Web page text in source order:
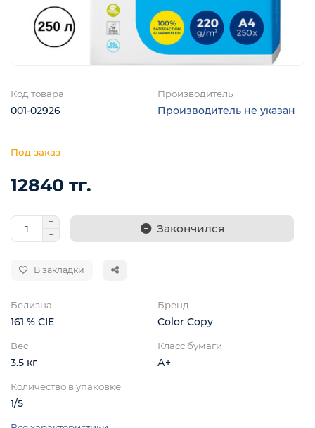
Код товара
001-02926
Производитель
Производитель не указан
12840 тг.
Закончился
В закладки
Белизна
161 % CIE
Бренд
Color Copy
Вес
3.5 кг
Класс бумаги
А+
Количество в упаковке
1/5